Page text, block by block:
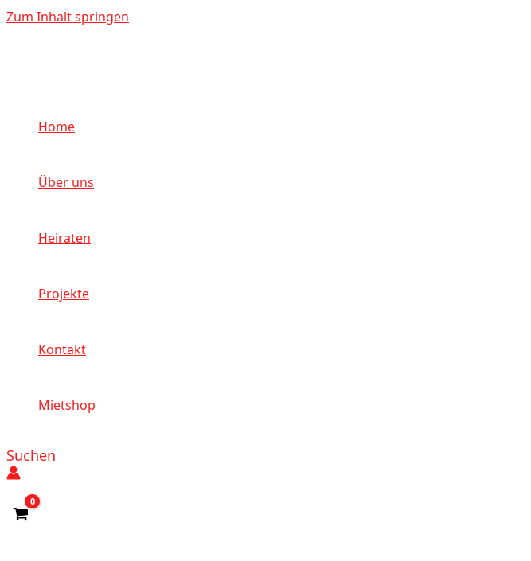
Zum Inhalt springen
Home
Über uns
Heiraten
Projekte
Kontakt
Mietshop
Suchen